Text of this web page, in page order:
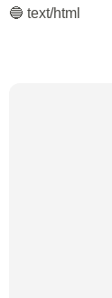
🔵 text/html